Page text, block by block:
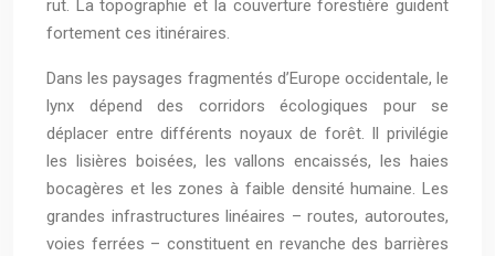
rut. La topographie et la couverture forestière guident
fortement ces itinéraires.
Dans les paysages fragmentés d’Europe occidentale, le
lynx dépend des corridors écologiques pour se
déplacer entre différents noyaux de forêt. Il privilégie
les lisières boisées, les vallons encaissés, les haies
bocagères et les zones à faible densité humaine. Les
grandes infrastructures linéaires – routes, autoroutes,
voies ferrées – constituent en revanche des barrières